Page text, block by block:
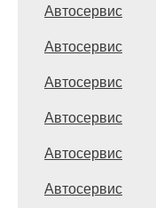
Автосервис
Автосервис
Автосервис
Автосервис
Автосервис
Автосервис